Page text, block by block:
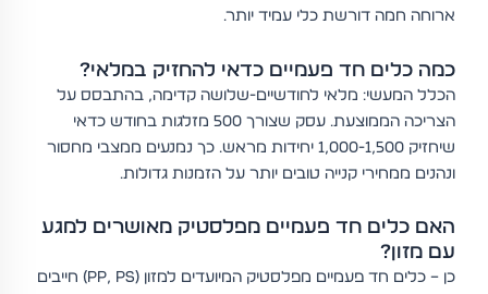
ארוחה חמה דורשת כלי עמיד יותר.
כמה כלים חד פעמיים כדאי להחזיק במלאי?
הכלל המעשי: מלאי לחודשיים-שלושה קדימה, בהתבסס על
הצריכה הממוצעת. עסק שצורך 500 מזלגות בחודש כדאי
שיחזיק 1,000-1,500 יחידות מראש. כך נמנעים ממצבי מחסור
ונהנים ממחירי קנייה טובים יותר על הזמנות גדולות.
האם כלים חד פעמיים מפלסטיק מאושרים למגע
עם מזון?
כן – כלים חד פעמיים מפלסטיק המיועדים למזון (PP, PS) חייבים